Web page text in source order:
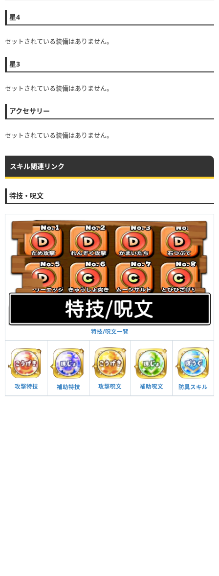
星4
セットされている装備はありません。
星3
セットされている装備はありません。
アクセサリー
セットされている装備はありません。
スキル関連リンク
特技・呪文
特技/呪文一覧
攻撃特技 補助特技 攻撃呪文 補助呪文 防具スキル